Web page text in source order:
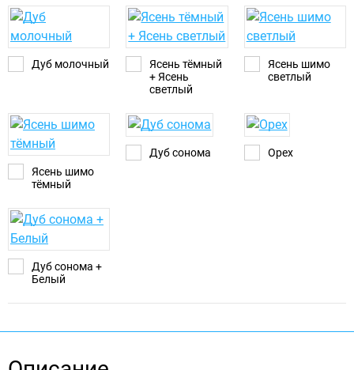
Дуб молочный
Ясень тёмный
+ Ясень
светлый
Ясень шимо
светлый
Ясень шимо
тёмный
Дуб сонома Орех
Дуб сонома +
Белый